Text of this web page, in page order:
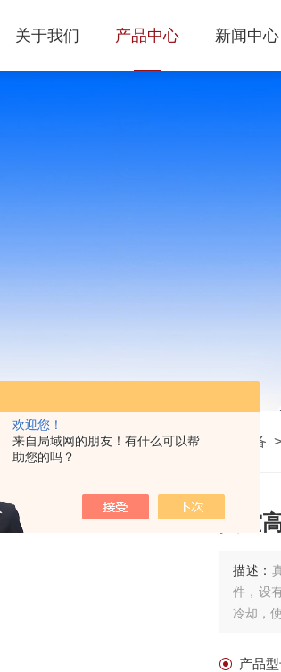
欢迎您！
来自局域网的朋友！有什么可以帮
助您的吗？
关于我们 产品中心 新闻中心
首页>产品中心> 高压电力承装承试设备 >
真空
描述：
件，设
冷却，
产品型